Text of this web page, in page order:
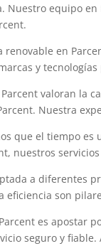
Nuestro equipo
en
y
valoran la
Nuestra
que el tiempo
nuestros
a diferentes
eficiencia son
es apostar
seguro y